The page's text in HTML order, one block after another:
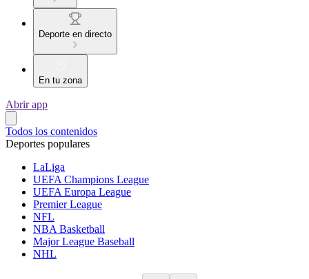
Deporte en directo
En tu zona
Abrir app
Todos los contenidos
Deportes populares
LaLiga
UEFA Champions League
UEFA Europa League
Premier League
NFL
NBA Basketball
Major League Baseball
NHL